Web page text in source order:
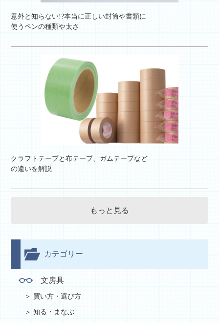
意外と知らない!?本当に正しい封筒や書類に
使うペンの種類や太さ
クラフトテープと布テープ、ガムテープなど
の違いを解説
もっと見る
カテゴリー
文房具
買い方・選び方
知る・まなぶ